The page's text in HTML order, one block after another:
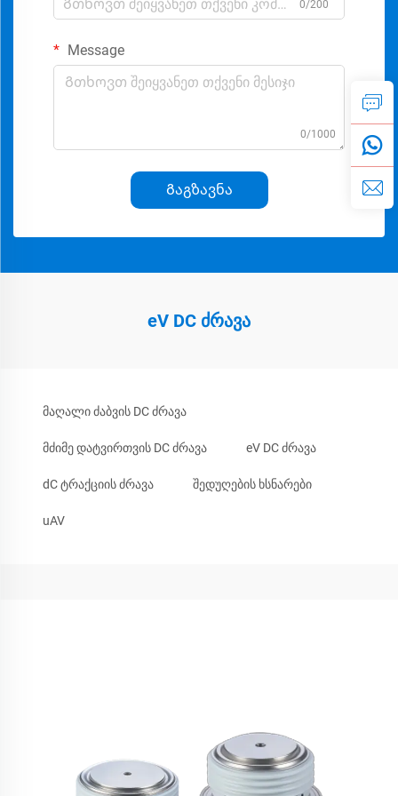
0/200
Message
0/1000
Გაგზავნა
eV DC ძრავა
მაღალი ძაბვის DC ძრავა
მძიმე დატვირთვის DC ძრავა eV DC ძრავა
dC ტრაქციის ძრავა შედუღების ხსნარები
uAV